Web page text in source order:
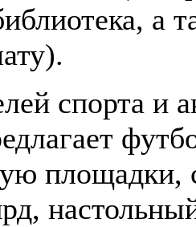
а
спорта и